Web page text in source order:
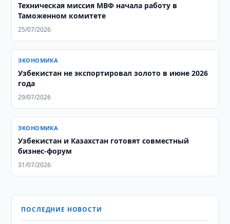
Техническая миссия МВФ начала работу в
Таможенном комитете
25/07/2026
ЭКОНОМИКА
Узбекистан не экспортировал золото в июне 2026
года
29/07/2026
ЭКОНОМИКА
Узбекистан и Казахстан готовят совместный
бизнес-форум
31/07/2026
ПОСЛЕДНИЕ НОВОСТИ